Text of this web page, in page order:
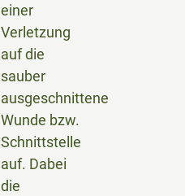
einer
Verletzung
auf die
sauber
ausgeschnittene
Wunde bzw.
Schnittstelle
auf. Dabei
die